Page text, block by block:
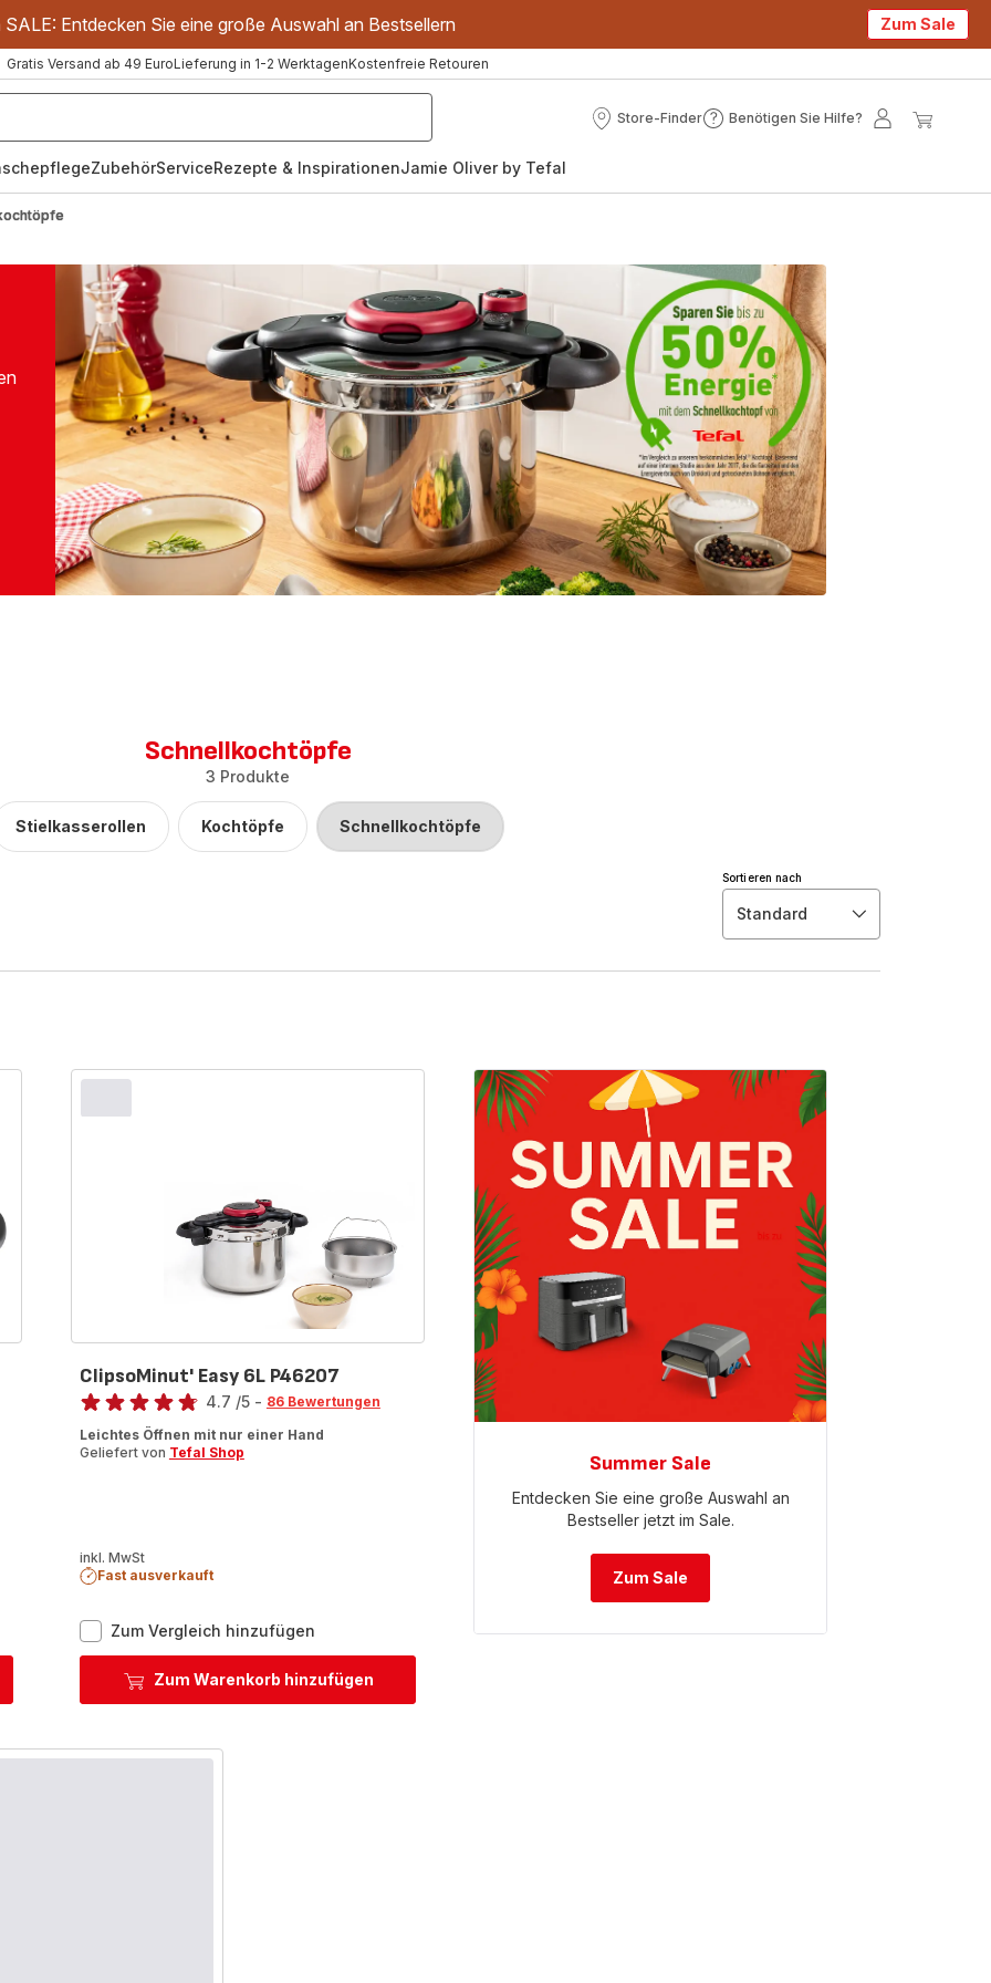
SALE: Entdecken Sie eine große Auswahl an Bestsellern Zum Sale
Gratis Versand ab 49 EuroLieferung in 1-2 WerktagenKostenfreie Retouren
Store-Finder
Store-
Benötigen Sie Hilfe?
Benötigen
Mein
ZubehörServiceRezepte & InspirationenJamie Oliver by Tefal
Schnellkochtöpfe
3 Produkte
Stielkasserollen Kochtöpfe Schnellkochtöpfe
Sortieren nach
Standard
Zum Vergleich hinzufügenClipsoMinut'
Easy
6L
Zum Warenkorb hinzufügen
ClipsoMinut' Easy 6L P46207
Bewertung
ratings.4.7
4.7 /5 - 86 Bewertungen
Leichtes Öffnen mit nur einer Hand
Geliefert von Tefal Shop
inkl. MwSt
Fast ausverkauft
Summer Sale
Entdecken Sie eine große Auswahl an
Bestseller jetzt im Sale.
Zum Sale